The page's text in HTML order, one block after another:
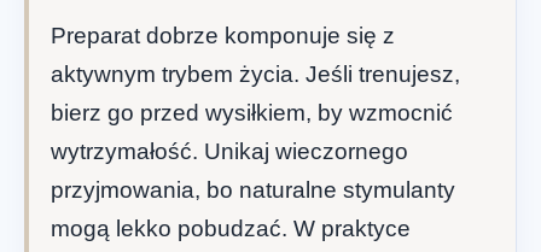
Preparat dobrze komponuje się z
aktywnym trybem życia. Jeśli trenujesz,
bierz go przed wysiłkiem, by wzmocnić
wytrzymałość. Unikaj wieczornego
przyjmowania, bo naturalne stymulanty
mogą lekko pobudzać. W praktyce